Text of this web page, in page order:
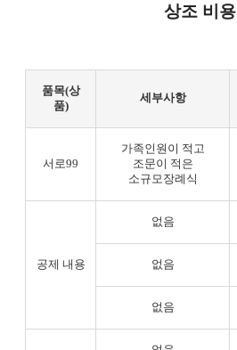
상조 비용
품목(상
품)
세부사항
서로99
가족인원이 적고
조문이 적은
소규모장례식
공제 내용
없음
없음
없음